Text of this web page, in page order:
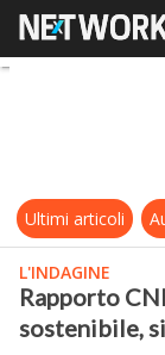
Ultimi articoli
L'INDAGINE
Rapporto
sostenibile,